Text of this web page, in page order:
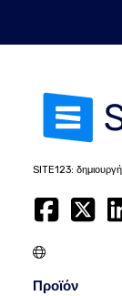
SITE123:
Προϊόν